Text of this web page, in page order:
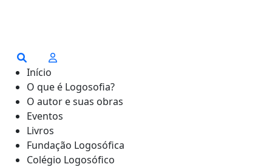
Início
O que é Logosofia?
O autor e suas obras
Eventos
Livros
Fundação Logosófica
Colégio Logosófico